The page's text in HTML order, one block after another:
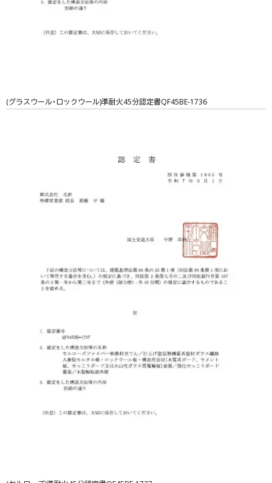
(グラスウール・ロックウール)準耐火45分認定書QF45BE-1736